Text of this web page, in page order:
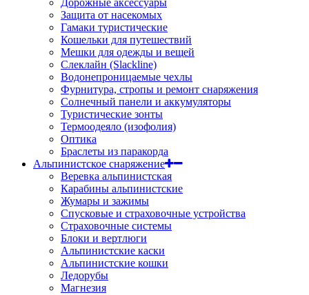
Дорожные аксессуары
Защита от насекомых
Гамаки туристические
Кошельки для путешествий
Мешки для одежды и вещей
Слеклайн (Slackline)
Водонепроницаемые чехлы
Фурнитура, стропы и ремонт снаряжения
Солнечный панели и аккумуляторы
Туристические зонты
Термоодеяло (изофолия)
Оптика
Браслеты из паракорда
Альпинистское снаряжение
Веревка альпинистская
Карабины альпинистские
Жумары и зажимы
Спусковые и страховочные устройства
Страховочные системы
Блоки и вертлюги
Альпинистские каски
Альпинистские кошки
Ледорубы
Магнезия